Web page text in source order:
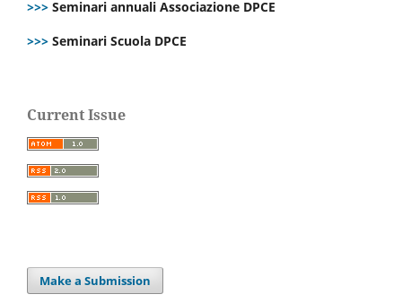
>>> Seminari annuali Associazione DPCE
>>> Seminari Scuola DPCE
Current Issue
Make a Submission